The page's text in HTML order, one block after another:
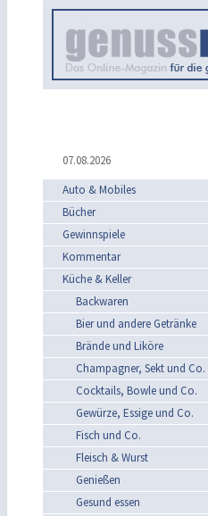
07.08.2026
Auto & Mobiles
Bücher
Gewinnspiele
Kommentar
Küche & Keller
Backwaren
Bier und andere Getränke
Brände und Liköre
Champagner, Sekt und Co.
Cocktails, Bowle und Co.
Gewürze, Essige und Co.
Fisch und Co.
Fleisch & Wurst
Genießen
Gesund essen